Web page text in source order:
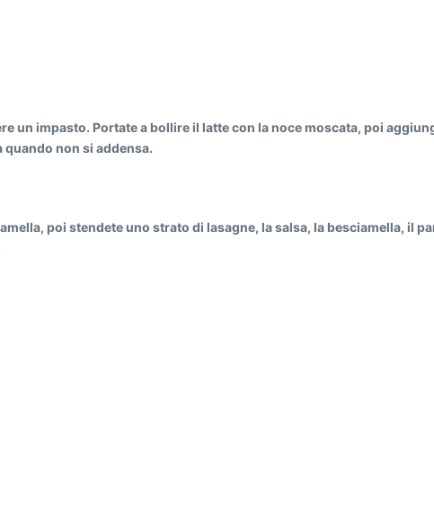
un impasto. Portate a bollire il latte con la noce moscata, poi
non si addensa.
poi stendete uno strato di lasagne, la salsa, la besciamella, il